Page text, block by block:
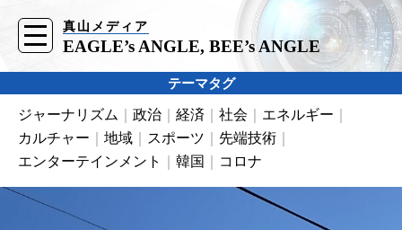
真山メディア
EAGLE’s ANGLE, BEE’s ANGLE
t
o
g
e
a
v
i
g
a
o
テーマタグ
ジャーナリズム 政治 経済 社会
エネルギー
カルチャー
地域 スポーツ
先端技術
エンターテインメント
韓国 コロナ